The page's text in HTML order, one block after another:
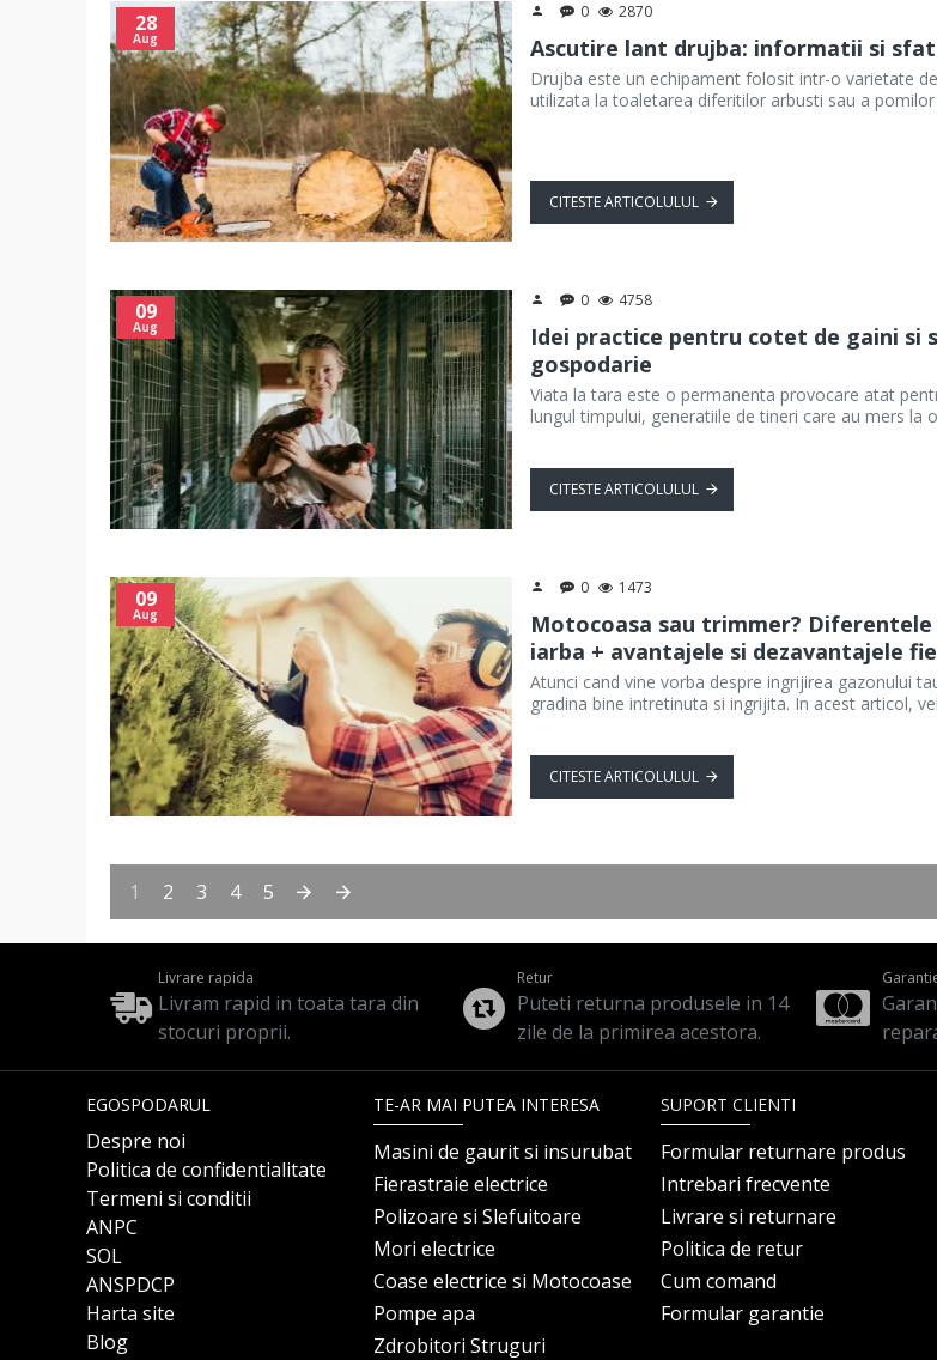
28
Aug
0 2870
Ascutire lant drujba: informatii si
Drujba este un echipament folosit intr-o varietate
utilizata la toaletarea diferitilor arbusti sau a
CITESTE ARTICOLULUL
09
Aug
0 4758
Idei practice pentru cotet de gaini si
gospodarie
Viata la tara este o permanenta provocare atat
lungul timpului, generatiile de tineri care au mers la
CITESTE ARTICOLULUL
09
Aug
0 1473
Motocoasa sau trimmer?
iarba + avantajele si dezavantajele
Atunci cand vine vorba despre ingrijirea gazonului
gradina bine intretinuta si ingrijita. In acest articol,
CITESTE ARTICOLULUL
1 2 3 4 5
Livrare rapida
Livram rapid in toata tara din
stocuri proprii.
Retur
Puteti returna produsele in 14
zile de la primirea acestora.
EGOSPODARUL
Despre noi
Politica de confidentialitate
Termeni si conditii
ANPC
SOL
ANSPDCP
Harta site
Blog
TE-AR MAI PUTEA INTERESA
Masini de gaurit si insurubat
Fierastraie electrice
Polizoare si Slefuitoare
Mori electrice
Coase electrice si Motocoase
Pompe apa
Zdrobitori Struguri
SUPORT CLIENTI
Formular returnare produs
Intrebari frecvente
Livrare si returnare
Politica de retur
Cum comand
Formular garantie